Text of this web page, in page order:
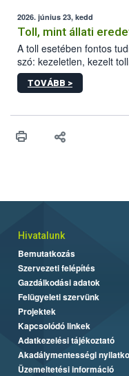
vonni az ebek
2026. június 23, kedd
Toll, mint állati
A toll esetében fontos
szó: kezeletlen, kezelt
„végpontját”.
TOVÁBB >
Hivatalunk
Bemutatkozás
Szervezeti felépítés
Gazdálkodási adatok
Felügyeleti szervünk
Projektek
Kapcsolódó linkek
Adatkezelési tájékoztató
Akadálymentességi
Üzemeltetési információ